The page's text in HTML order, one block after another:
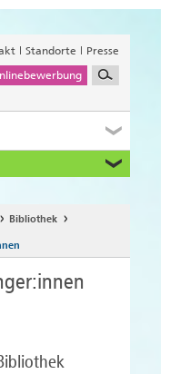
Standorte
Presse
Bibliothek